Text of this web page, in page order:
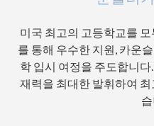
미국 최고의 고등학교를
를 통해 우수한 지원, 카운
학 입시 여정을 주도합니
재력을 최대한 발휘하여